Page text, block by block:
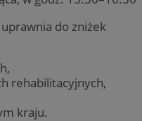
uprawnia do zniżek
rehabilitacyjnych,
kraju.